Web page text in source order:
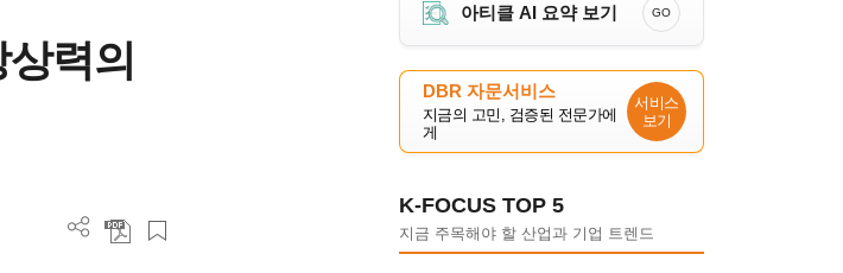
력의
아티클 AI 요약 보기 GO
DBR 자문서비스
지금의 고민, 검증된 전문가에
게
서비스
보기
K-FOCUS TOP 5
지금 주목해야 할 산업과 기업 트렌드